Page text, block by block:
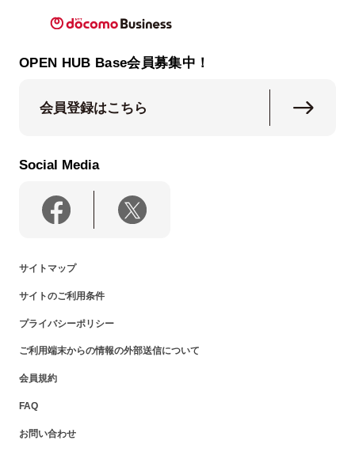
OPEN HUB Base会員募集中！
会員登録はこちら
Social Media
サイトマップ
サイトのご利用条件
プライバシーポリシー
ご利用端末からの情報の外部送信について
会員規約
FAQ
お問い合わせ